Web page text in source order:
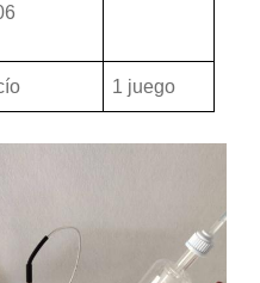
1 juego